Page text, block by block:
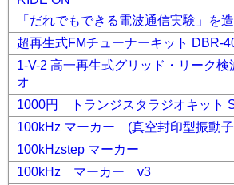
「だれでもできる電波通信実験」を造
超再生式FMチューナーキット DBR-
1-V-2 高一再生式グリッド・リーク
オ
1000円 トランジスタラジオキット
100kHz マーカー (真空封印型振動
100kHzstep マーカー
100kHz マーカー v3